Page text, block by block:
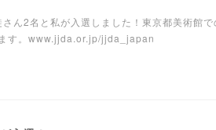
ん2名と私が入選しました！東京都美術館
す。www.jjda.or.jp/jjda_japan